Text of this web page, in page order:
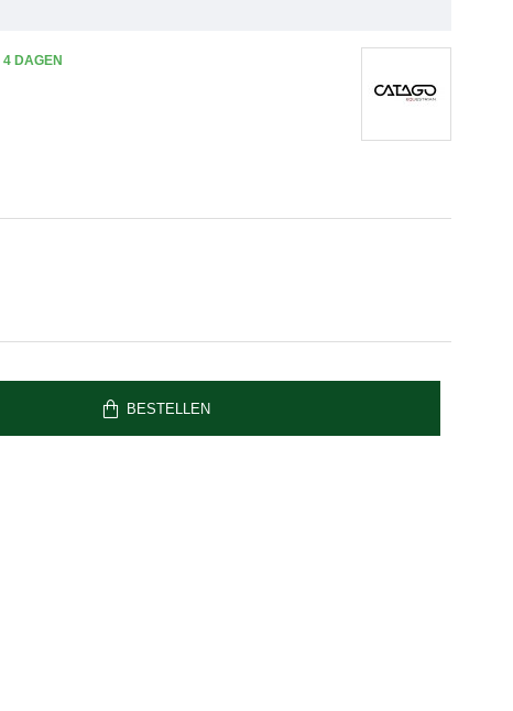
4 DAGEN
BESTELLEN